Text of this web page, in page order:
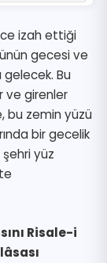
izah ettiği
gecesi ve
gelecek. Bu
ve girenler
bu zemin yüzü
bir gecelik
yüz
sını Risale-i
sı